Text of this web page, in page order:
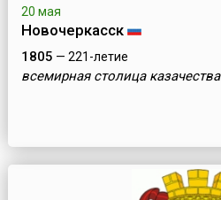
20 мая
Новочеркасск
1805 — 221-летие
всемирная столица казачества